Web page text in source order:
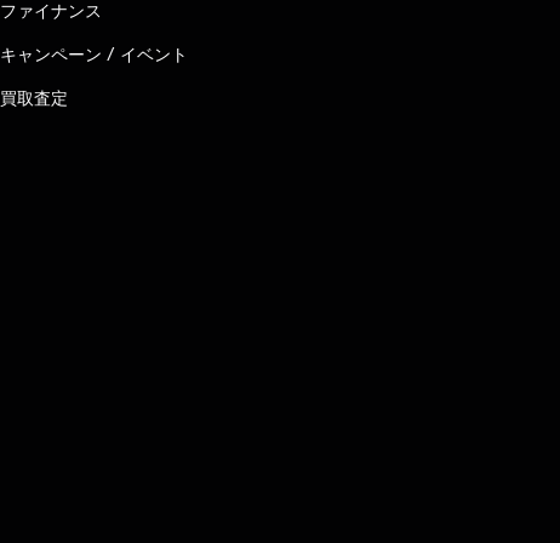
ファイナンス
キャンペーン / イベント
買取査定